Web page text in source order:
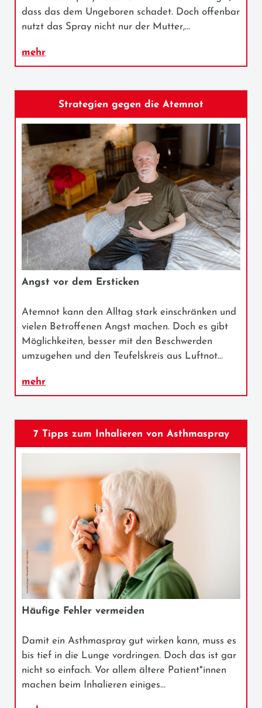
dass das dem Ungeboren schadet. Doch offenbar
nutzt das Spray nicht nur der Mutter,…
mehr
Strategien gegen die Atemnot
Angst vor dem Ersticken
Atemnot kann den Alltag stark einschränken und
vielen Betroffenen Angst machen. Doch es gibt
Möglichkeiten, besser mit den Beschwerden
umzugehen und den Teufelskreis aus Luftnot…
mehr
7 Tipps zum Inhalieren von Asthmaspray
Häufige Fehler vermeiden
Damit ein Asthmaspray gut wirken kann, muss es
bis tief in die Lunge vordringen. Doch das ist gar
nicht so einfach. Vor allem ältere Patient*innen
machen beim Inhalieren einiges…